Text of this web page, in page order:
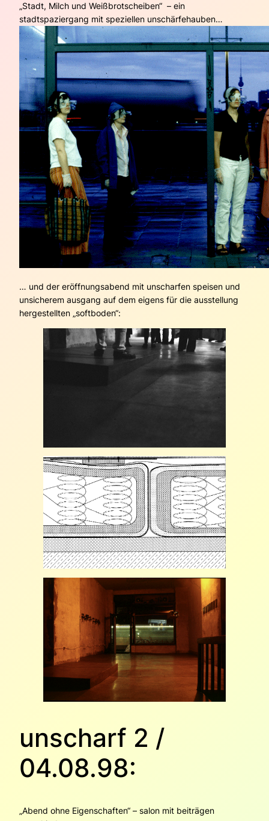
„Stadt, Milch und Weißbrotscheiben“ – ein
stadtspaziergang mit speziellen unschärfehauben…
… und der eröffnungsabend mit unscharfen speisen und
unsicherem ausgang auf dem eigens für die ausstellung
hergestellten „softboden“:
unscharf 2 /
04.08.98:
„Abend ohne Eigenschaften“ – salon mit beiträgen